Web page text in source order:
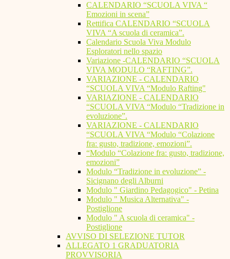
CALENDARIO “SCUOLA VIVA “
Emozioni in scena”
Rettifica CALENDARIO “SCUOLA
VIVA “A scuola di ceramica”.
Calendario Scuola Viva Modulo
Esploratori nello spazio
Variazione -CALENDARIO “SCUOLA
VIVA MODULO “RAFTING”.
VARIAZIONE - CALENDARIO
“SCUOLA VIVA “Modulo Rafting"
VARIAZIONE - CALENDARIO
“SCUOLA VIVA “Modulo “Tradizione in
evoluzione”.
VARIAZIONE - CALENDARIO
“SCUOLA VIVA “Modulo “Colazione
fra: gusto, tradizione, emozioni”.
“Modulo “Colazione fra: gusto, tradizione,
emozioni”
Modulo “Tradizione in evoluzione” -
Sicignano degli Alburni
Modulo " Giardino Pedagogico" - Petina
Modulo " Musica Alternativa" -
Postiglione
Modulo " A scuola di ceramica" -
Postiglione
AVVISO DI SELEZIONE TUTOR
ALLEGATO 1 GRADUATORIA
PROVVISORIA